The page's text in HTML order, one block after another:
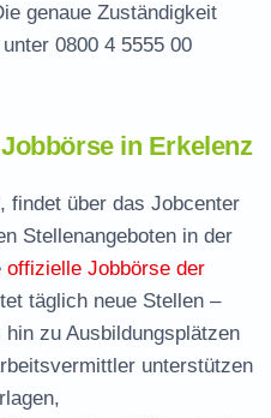
genaue Zuständigkeit
0800 4 5555 00
in Erkelenz
findet über das Jobcenter
Stellenangeboten in der
offizielle Jobbörse der
täglich neue Stellen –
zu Ausbildungsplätzen
unterstützen